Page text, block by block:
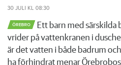
30 JULI KL 08:30
ÖREBRO
Ett barn med särskilda
vrider på vattenkranen i
är det vatten i både badrum
ha förhindrat menar